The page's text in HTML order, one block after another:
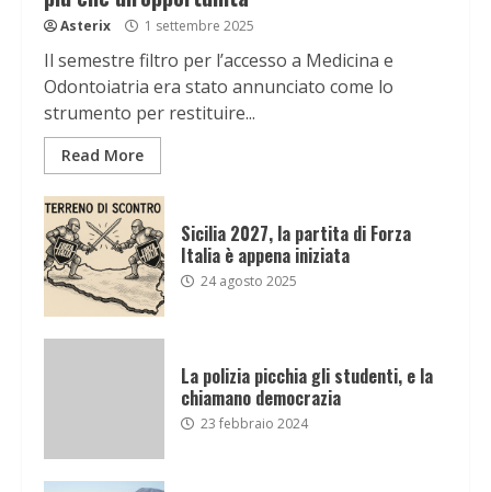
Asterix 1 settembre 2025
Il semestre filtro per l’accesso a Medicina e
Odontoiatria era stato annunciato come lo
strumento per restituire...
Read More
Sicilia 2027, la partita di Forza
Italia è appena iniziata
24 agosto 2025
La polizia picchia gli studenti, e la
chiamano democrazia
23 febbraio 2024